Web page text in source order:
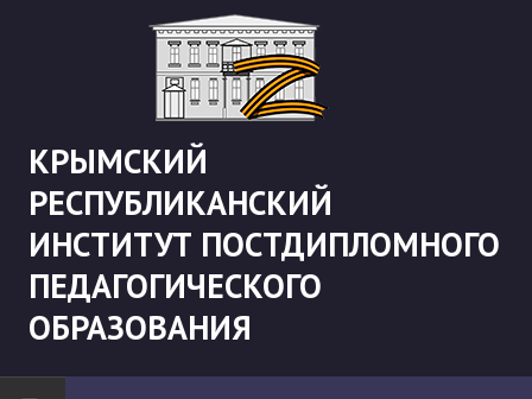
КРЫМСКИЙ
РЕСПУБЛИКАНСКИЙ
ИНСТИТУТ ПОСТДИПЛОМНОГО
ПЕДАГОГИЧЕСКОГО
ОБРАЗОВАНИЯ